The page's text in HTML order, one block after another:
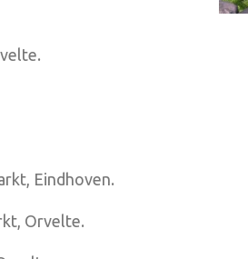
Eindhoven.
Orvelte.